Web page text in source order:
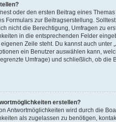
oder den ersten Beitrag eines
Formulars zur Beitragserstellung.
nicht die Berechtigung, Umfragen zu
in die entsprechenden Felder
Zeile steht. Du kannst auch unter
ein Benutzer auswählen kann,
Umfrage) und schließlich, ob die
erstellen?
Antwortmöglichkeiten wird durch die
als zugelassen zu benötigen,